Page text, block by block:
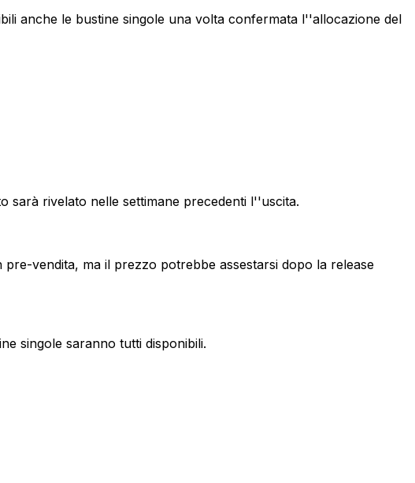
anche le bustine singole una volta confermata l''allocazione del
sarà rivelato nelle settimane precedenti l''uscita.
vendita, ma il prezzo potrebbe assestarsi dopo la release
singole saranno tutti disponibili.